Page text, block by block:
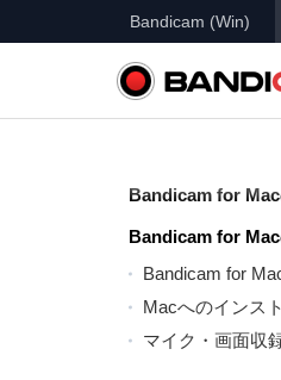
Bandicam (Win)
Bandicam for
Bandicam for
Bandicam for
Macへのインス
マイク・画面収